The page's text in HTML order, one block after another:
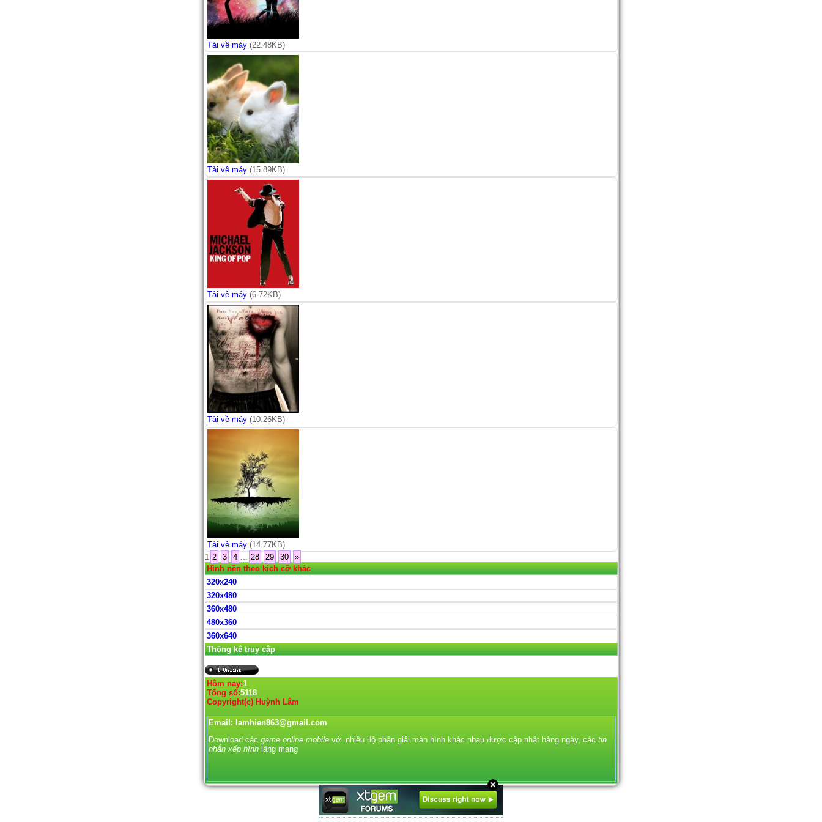
Tải về máy(22.48KB)
Tải về máy(15.89KB)
Tải về máy(6.72KB)
Tải về máy(10.26KB)
Tải về máy(14.77KB)
1 2 3 4 28 29 30
»
Hình nền theo kích cỡ khác
320x240
320x480
360x480
480x360
360x640
Thống kê truy cập
Hôm nay:1
Tổng số:5118
Copyright(c) Huỳnh Lâm
Email: lamhien863@gmail.com
Download các game online mobilevới nhiều độ phân giải màn hình khác nhau được cập nhật hàng ngày, các tin
nhắn xếp hìnhlãng mạng